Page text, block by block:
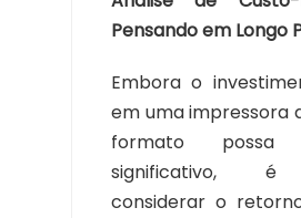
Pensando em Longo
Embora o
em uma impressora
formato possa
significativo, é
considerar o